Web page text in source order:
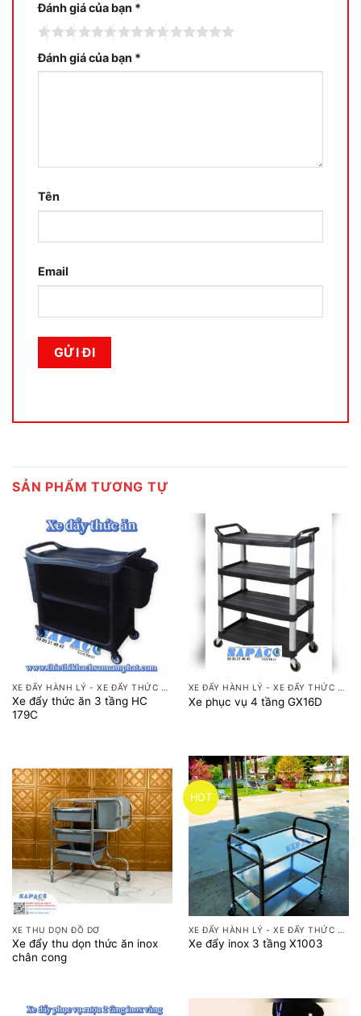
Đánh giá của bạn *
Đánh giá của bạn *
Tên
Email
SẢN PHẨM TƯƠNG TỰ
XE ĐẨY HÀNH LÝ - XE ĐẨY THỨC ĂN
Xe đẩy thức ăn 3 tầng HC
179C
XE ĐẨY HÀNH LÝ - XE ĐẨY THỨC ĂN
Xe phục vụ 4 tầng GX16D
XE THU DỌN ĐỒ DƠ
Xe đẩy thu dọn thức ăn inox
chân cong
HOT
XE ĐẨY HÀNH LÝ - XE ĐẨY THỨC ĂN
Xe đẩy inox 3 tầng X1003